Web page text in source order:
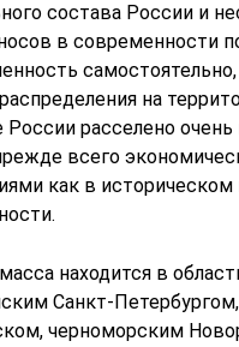
состава России и
в современности
на
России расселено
всего
как в
находится в
Санкт-
черноморским